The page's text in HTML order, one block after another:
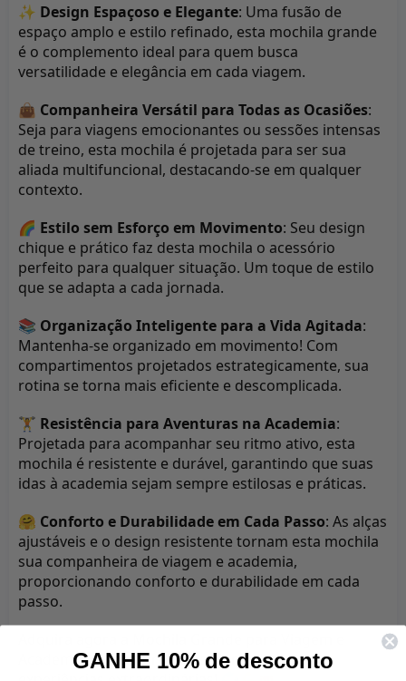
✨ Design Espaçoso e Elegante: Uma fusão de
espaço amplo e estilo refinado, esta mochila grande
é o complemento ideal para quem busca
versatilidade e elegância em cada viagem.
👜 Companheira Versátil para Todas as Ocasiões:
Seja para viagens emocionantes ou sessões intensas
de treino, esta mochila é projetada para ser sua
aliada multifuncional, destacando-se em qualquer
contexto.
🌈 Estilo sem Esforço em Movimento: Seu design
chique e prático faz desta mochila o acessório
perfeito para qualquer situação. Um toque de estilo
que se adapta a cada jornada.
📚 Organização Inteligente para a Vida Agitada:
Mantenha-se organizado em movimento! Com
compartimentos projetados estrategicamente, sua
rotina se torna mais eficiente e descomplicada.
🏋️ Resistência para Aventuras na Academia:
Projetada para acompanhar seu ritmo ativo, esta
mochila é resistente e durável, garantindo que suas
idas à academia sejam sempre estilosas e práticas.
🤗 Conforto e Durabilidade em Cada Passo: As alças
ajustáveis e o design resistente tornam esta mochila
sua companheira de viagem e academia,
proporcionando conforto e durabilidade em cada
passo.
Academia e transforme suas jornadas em
GANHE 10% de desconto